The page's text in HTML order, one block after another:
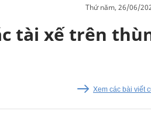
thứ năm, 26/06/
tài xế trên
Xem các bài viết